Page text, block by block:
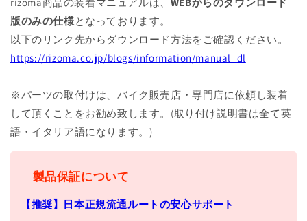
版のみの仕様となっております。
以下のリンク先からダウンロード方法をご確認ください。
https://rizoma.co.jp/blogs/information/manual_dl
※パーツの取付けは、バイク販売店・専門店に依頼し装着
して頂くことをお勧め致します。(取り付け説明書は全て英
語・イタリア語になります。)
製品保証について
【推奨】日本正規流通ルートの安心サポート